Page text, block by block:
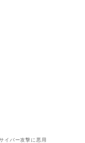
バー攻撃に悪用